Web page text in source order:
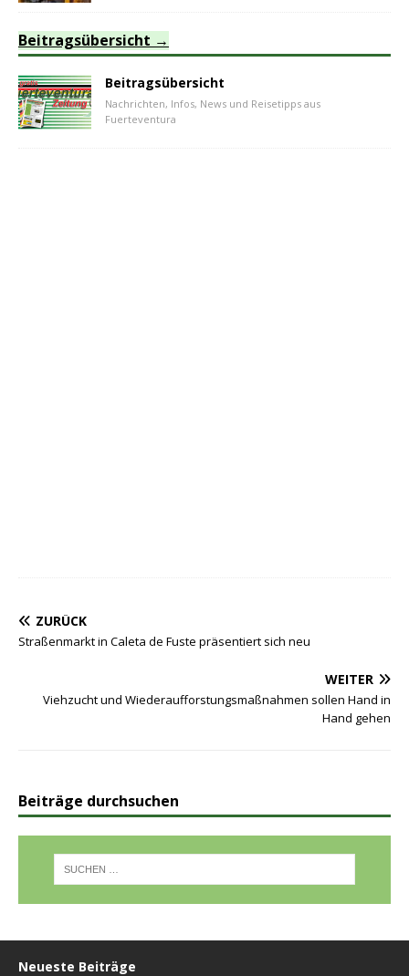
Beitragsübersicht
Beitragsübersicht
Nachrichten, Infos, News und Reisetipps aus
Fuerteventura
ZURÜCK
Straßenmarkt in Caleta de Fuste präsentiert sich neu
WEITER
Viehzucht und Wiederaufforstungsmaßnahmen sollen Hand in
Hand gehen
Beiträge durchsuchen
Neueste Beiträge